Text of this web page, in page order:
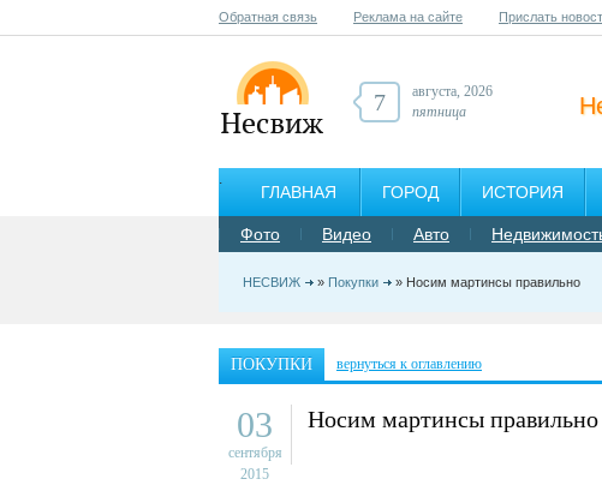
Обратная связь Реклама на сайте Прислать
7
августа, 2026
пятница
ГЛАВНАЯ ГОРОД ИСТОРИЯ
Фото Видео Авто
НЕСВИЖ » Покупки » Носим мартинсы правильно
ПОКУПКИ вернуться к оглавлению
03
сентября
2015
Носим мартинсы правильно